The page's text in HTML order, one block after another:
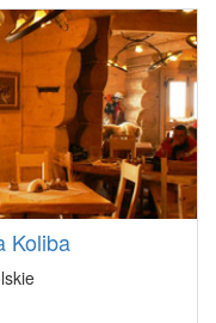
Koliba